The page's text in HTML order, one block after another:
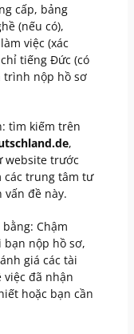
cấp, bảng
(nếu có),
việc (xác
tiếng Đức (có
trình nộp hồ sơ
tìm kiếm trên
,
website trước
các trung tâm tư
vấn đề này.
Chậm
bạn nộp hồ sơ,
giá các tài
việc đã nhận
hoặc bạn cần